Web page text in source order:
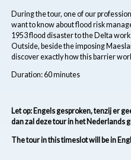
During the tour, one of our
want to know about flood risk
1953 flood disaster to the Delta
Outside, beside the imposing
discover exactly how this barrier
Duration: 60 minutes
Let op: Engels gesproken, tenzij er
dan zal deze tour in het Nederlands
The tour in this timeslot will be in